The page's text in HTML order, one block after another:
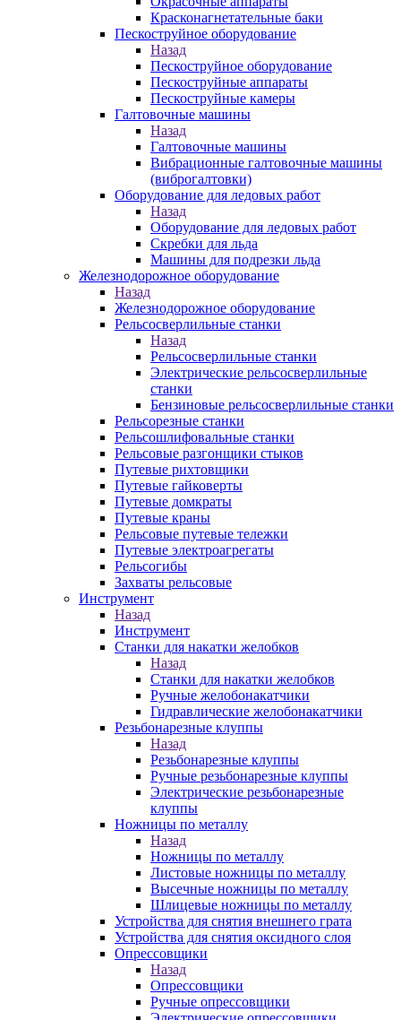
Красконагнетательные баки
Пескоструйное оборудование
Назад
Пескоструйное оборудование
Пескоструйные аппараты
Пескоструйные камеры
Галтовочные машины
Назад
Галтовочные машины
Вибрационные галтовочные машины
(виброгалтовки)
Оборудование для ледовых работ
Назад
Оборудование для ледовых работ
Скребки для льда
Машины для подрезки льда
Железнодорожное оборудование
Назад
Железнодорожное оборудование
Рельсосверлильные станки
Назад
Рельсосверлильные станки
Электрические рельсосверлильные
станки
Бензиновые рельсосверлильные станки
Рельсорезные станки
Рельсошлифовальные станки
Рельсовые разгонщики стыков
Путевые рихтовщики
Путевые гайковерты
Путевые домкраты
Путевые краны
Рельсовые путевые тележки
Путевые электроагрегаты
Рельсогибы
Захваты рельсовые
Инструмент
Назад
Инструмент
Станки для накатки желобков
Назад
Станки для накатки желобков
Ручные желобонакатчики
Гидравлические желобонакатчики
Резьбонарезные клуппы
Назад
Резьбонарезные клуппы
Ручные резьбонарезные клуппы
Электрические резьбонарезные
клуппы
Ножницы по металлу
Назад
Ножницы по металлу
Листовые ножницы по металлу
Высечные ножницы по металлу
Шлицевые ножницы по металлу
Устройства для снятия внешнего грата
Устройства для снятия оксидного слоя
Опрессовщики
Назад
Опрессовщики
Ручные опрессовщики